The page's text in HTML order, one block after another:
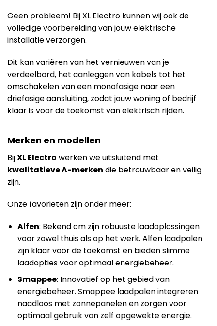
Geen probleem! Bij XL Electro kunnen wij ook de
volledige voorbereiding van jouw elektrische
installatie verzorgen.
Dit kan variëren van het vernieuwen van je
verdeelbord, het aanleggen van kabels tot het
omschakelen van een monofasige naar een
driefasige aansluiting, zodat jouw woning of bedrijf
klaar is voor de toekomst van elektrisch rijden.
Merken en modellen
BijXL Electro werken we uitsluitend met
kwalitatieve A-merken die betrouwbaar en veilig
zijn.
Onze favorieten zijn onder meer:
Alfen: Bekend om zijn robuuste laadoplossingen
voor zowel thuis als op het werk. Alfen laadpalen
zijn klaar voor de toekomst en bieden slimme
laadopties voor optimaal energiebeheer.
Smappee: Innovatief op het gebied van
energiebeheer. Smappee laadpalen integreren
naadloos met zonnepanelen en zorgen voor
optimaal gebruik van zelf opgewekte energie.